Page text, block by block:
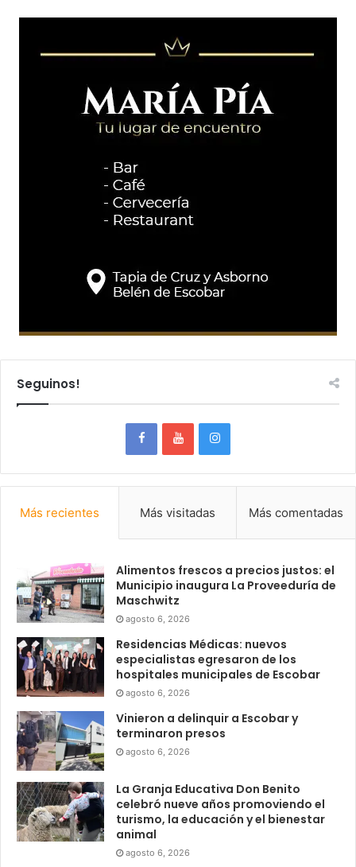
Seguinos!
Más recientes Más visitadas Más comentadas
Alimentos frescos a precios justos: el
Municipio inaugura La Proveeduría de
Maschwitz
agosto 6, 2026
Residencias Médicas: nuevos
especialistas egresaron de los
hospitales municipales de Escobar
agosto 6, 2026
Vinieron a delinquir a Escobar y
terminaron presos
agosto 6, 2026
La Granja Educativa Don Benito
celebró nueve años promoviendo el
turismo, la educación y el bienestar
animal
agosto 6, 2026